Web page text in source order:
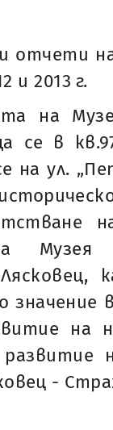
отчети
и 2013 г.
на
се в
на ул.
Музея
значение
на
-